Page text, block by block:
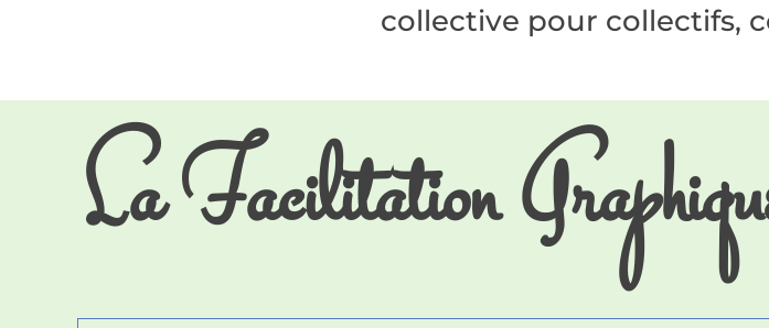
collective pour collectifs,
La Facilitation